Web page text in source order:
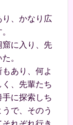
、かなり広
に入り、先
。
あり、何よ
、先輩たち
に探索しち
で、そのう